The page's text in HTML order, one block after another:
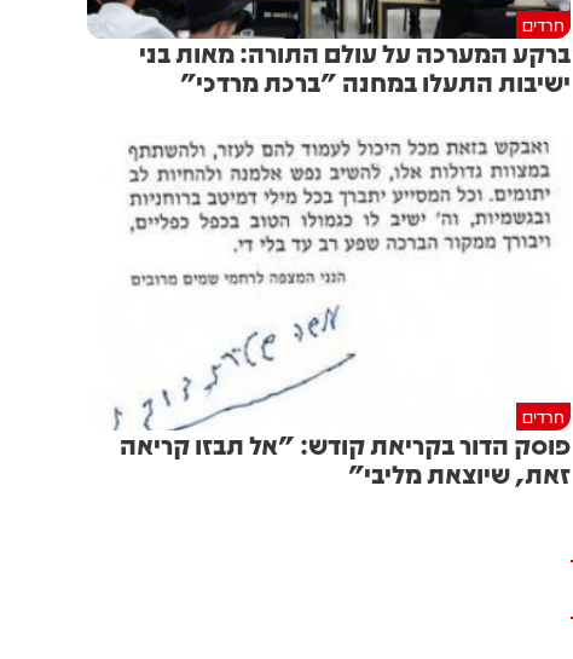
חרדים
ברקע המערכה על עולם התורה: מאות בני
ישיבות התעלו במחנה "ברכת מרדכי"
חרדים
פוסק הדור בקריאת קודש: "אל תבזו קריאה
זאת, שיוצאת מליבי"